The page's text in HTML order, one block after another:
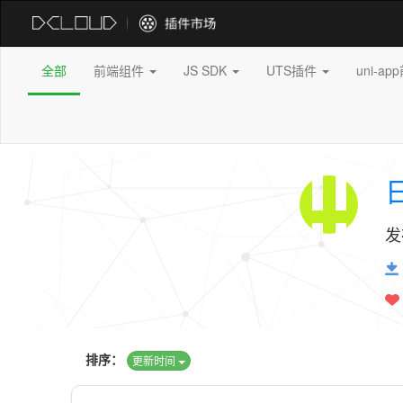
全部 前端组件 JS SDK UTS插件 uni-
排序： 更新时间